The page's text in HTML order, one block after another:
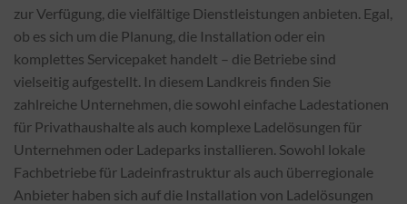
zur Verfügung, die vielfältige Dienstleistungen anbieten. Egal,
ob es sich um die Planung, die Installation oder ein
komplettes Servicepaket handelt – die Betriebe sind
vielseitig aufgestellt. In diesem Landkreis finden Sie
zahlreiche Unternehmen, die sowohl einfache Ladestationen
für Privathaushalte als auch komplexe Ladelösungen für
Unternehmen oder Ladeparks installieren. Sowohl lokale
Fachbetriebe für Ladeinfrastruktur als auch überregionale
Anbieter haben sich auf die Installation von Ladelösungen